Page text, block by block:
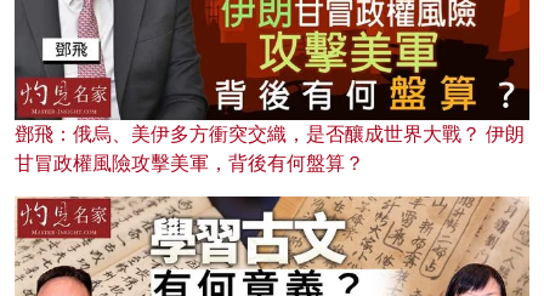
鄧飛：俄烏、美伊多方衝突交織，是否釀成世界大戰？ 伊朗
甘冒政權風險攻擊美軍，背後有何盤算？